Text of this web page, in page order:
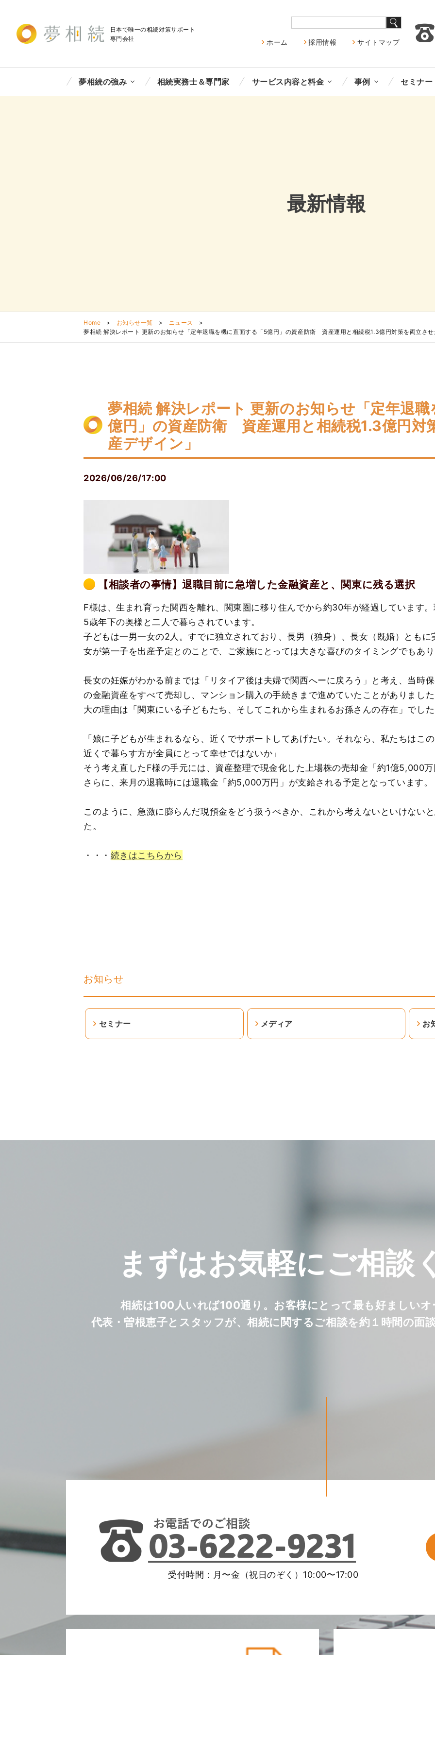
日本で唯一の相続対策サポート
専門会社
ホーム 採用情報 サイトマップ
夢相続の強み 相続実務士＆専門家 サービス内容と料金 事例 セミナー
最新情報
Home > お知らせ一覧 > ニュース
>
夢相続 解決レポート 更新のお知らせ「定年退職を機に直面する「5億円」の資産防衛 資産運用と相続税1.3億円対策を両立さ
夢相続 解決レポート 更新のお知らせ「定年退
億円」の資産防衛 資産運用と相続税1.3億円対
産デザイン」
2026/06/26/17:00
【相談者の事情】退職目前に急増した金融資産と、関東に残る選択
F様は、生まれ育った関西を離れ、関東圏に移り住んでから約30年が経過しています
5歳年下の奥様と二人で暮らされています。
子どもは一男一女の2人。すでに独立されており、長男（独身）、長女（既婚）とも
女が第一子を出産予定とのことで、ご家族にとっては大きな喜びのタイミングでもあ
長女の妊娠がわかる前までは「リタイア後は夫婦で関西へーに戻ろう」と考え、当時
の金融資産をすべて売却し、マンション購入の手続きまで進めていたことがありまし
大の理由は「関東にいる子どもたち、そしてこれから生まれるお孫さんの存在」でし
「娘に子どもが生まれるなら、近くでサポートしてあげたい。それなら、私たちはこ
近くで暮らす方が全員にとって幸せではないか」
そう考え直したF様の手元には、資産整理で現金化した上場株の売却金「約1億5,000
さらに、来月の退職時には退職金「約5,000万円」が支給される予定となっています。
このように、急激に膨らんだ現預金をどう扱うべきか、これから考えないといけない
た。
・・・ 続きはこちらから
お知らせ
セミナー メディア お
まずはお気軽にご相談
相続は100人いれば100通り。お客様にとって最も好ましいオ
代表・曽根恵子とスタッフが、相続に関するご相談を約１時間の面
受付時間：月〜金（祝日のぞく）10:00〜17:00